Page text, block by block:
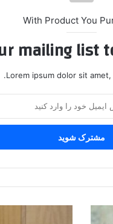
With Product You
mailing list
Lorem ipsum dolor sit